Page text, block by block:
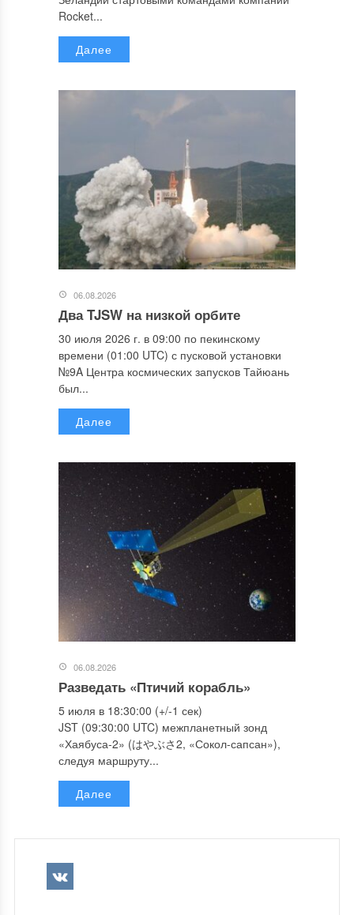
Rocket...
Далее
06.08.2026
Два TJSW на низкой орбите
30 июля 2026 г. в 09:00 по пекинскому
времени (01:00 UTC) с пусковой установки
№9A Центра космических запусков Тайюань
был...
Далее
06.08.2026
Разведать «Птичий корабль»
5 июля в 18:30:00 (+/-1 сек)
JST (09:30:00 UTC) межпланетный зонд
«Хаябуса-2» (はやぶさ2, «Сокол-сапсан»),
следуя маршруту...
Далее